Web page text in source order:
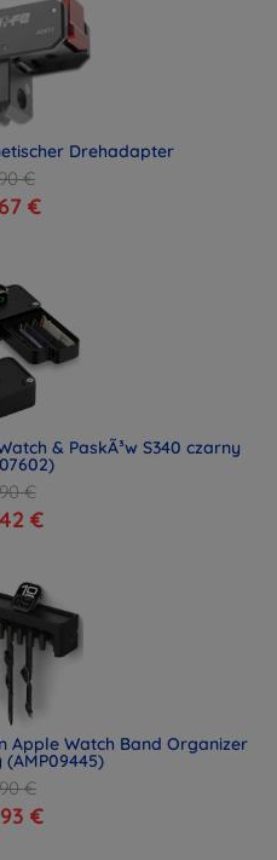
Drehadapter
€
€
& PaskÃ³w S340 czarny
€
€
Apple Watch Band Organizer
(AMP09445)
€
€